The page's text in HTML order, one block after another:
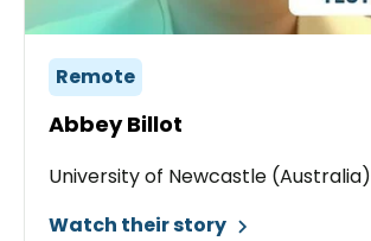
Remote
Abbey Billot
University of Newcastle (Australia)
Watch their story